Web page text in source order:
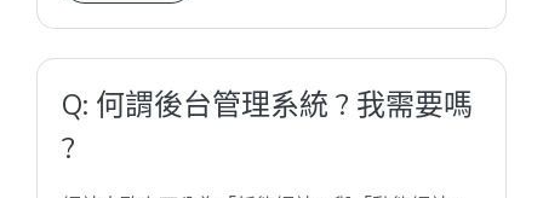
Q: 何謂後台管理系統 ? 我需要嗎
?